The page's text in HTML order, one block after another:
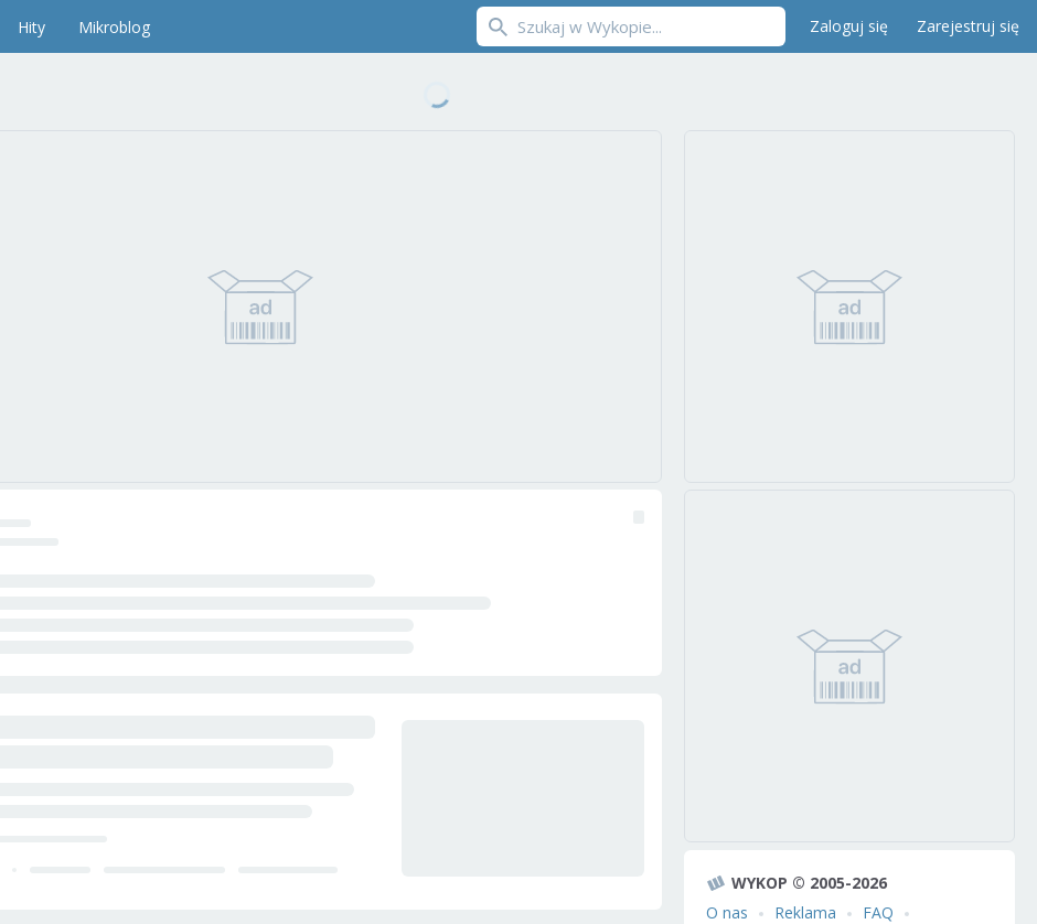
Hity Mikroblog Zaloguj się Zarejestruj się
WYKOP © 2005-2026
O nas
Reklama
FAQ